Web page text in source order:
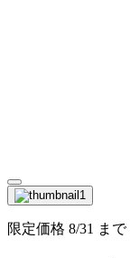
限定価格 8/31 まで